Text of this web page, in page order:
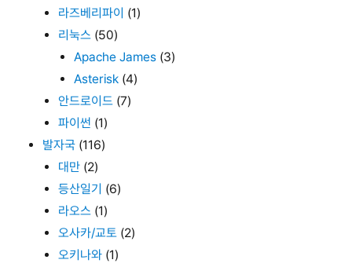
라즈베리파이 (1)
리눅스 (50)
Apache James (3)
Asterisk (4)
안드로이드 (7)
파이썬 (1)
발자국 (116)
대만 (2)
등산일기 (6)
라오스 (1)
오사카/교토 (2)
오키나와 (1)